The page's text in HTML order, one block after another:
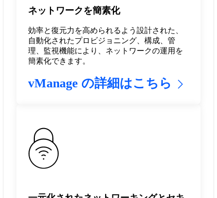
ネットワークを簡素化
効率と復元力を高められるよう設計された、
自動化されたプロビジョニング、構成、管
理、監視機能により、ネットワークの運用を
簡素化できます。
vManage の詳細はこちら